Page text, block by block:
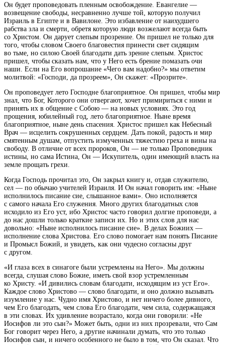
Он будет проповедовать пленным освобождение. Евангелие —
возвещение свободы, несравненно лучше той, которую получил
Израиль в Египте и в Вавилоне. Это избавление от наихудшего
рабства зла и смерти, обретя которую люди возжелают всегда быть
со Христом. Он дарует слепым прозрение. Он пришел не только для
того, чтобы словом Своего благовестия принести свет сидящим
во тьме, но силою Своей благодати дать зрение слепым. Христос
пришел, чтобы сказать нам, что у Него есть брение помазать очи
наши. Если на Его вопрошание «Чего вам надобно?» мы ответим
молитвой: «Господи, да прозреем», Он скажет: «Прозрите».
Он проповедует лето Господне благоприятное. Он пришел, чтобы мир
знал, что Бог, Которого они отвергают, хочет примириться с ними и
принять их в общение с Собою — на новых условиях. Это год
прощения, юбилейный год, лето благоприятное. Ныне время
благоприятное, ныне день спасения. Христос пришел как Небесный
Врач — исцелить сокрушенных сердцем. Дать покой, радость и мир
смятенным душам, отпустить измученных тяжестию греха и вины на
свободу. В отличие от всех пророков, Он — не только Проповедник
истины, но сама Истина, Он — Искупитель, один имеющий власть на
земле прощать грехи.
Когда Господь прочитал это, Он закрыл книгу и, отдав служителю,
сел — по обычаю учителей Израиля. И Он начал говорить им: «Ныне
исполнилось писание сие, слышанное вами». Оно исполняется
с самого начала Его служения. Много других благодатных слов
исходило из Его уст, ибо Христос часто говорил долгие проповеди, а
до нас дошли только краткие записи их. Но и этих слов для нас
довольно: «Ныне исполнилось писание сие». В делах Божиих —
исполнение слова Христова. Его слово помогает нам понять Писание
и Промысл Божий, и увидеть, как они чудесно согласны друг
с другом.
«И глаза всех в синагоге были устремлены на Него». Мы должны
всегда, слушая слово Божие, иметь свой взор устремленным
ко Христу. «И дивились словам благодати, исходящим из уст Его».
Каждое слово Христово — слово благодати, и оно должно вызывать
изумление у нас. Чудно имя Христово, и нет ничего более дивного,
чем Его благодать, чем слова Его благодати, чем сила, содержащаяся
в эти словах. Их удивление возрастало, когда они говорили: «Не
Иосифов ли это сын?» Может быть, одни из них прозревали, что Сам
Бог говорит через Него, а другие начинали думать, что это только
Иосифов сын, и ничего особенного не было в том, что Он сказал. Что